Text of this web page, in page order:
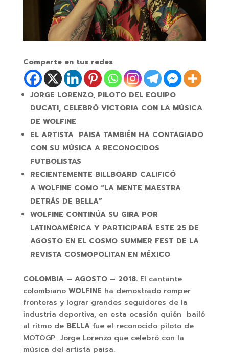
Comparte en tus redes
JORGE LORENZO, PILOTO DEL EQUIPO
DUCATI, CELEBRÓ VICTORIA CON LA MÚSICA
DE WOLFINE
EL ARTISTA PAISA TAMBIÉN HA CONTAGIADO
CON SU MÚSICA A RECONOCIDOS
FUTBOLISTAS
RECIENTEMENTE BILLBOARD CALIFICÓ
A WOLFINE COMO “LA MENTE MAESTRA
DETRÁS DE BELLA”
WOLFINE CONTINÚA SU GIRA POR
LATINOAMÉRICA Y PARTICIPARÁ ESTE 25 DE
AGOSTO EN EL COSMO SUMMER FEST DE LA
REVISTA COSMOPOLITAN EN MÉXICO
COLOMBIA – AGOSTO – 2018.El cantante
colombiano WOLFINE ha demostrado romper
fronteras y lograr grandes seguidores de la
industria deportiva, en esta ocasión quién bailó
al ritmo de BELLAfue el reconocido piloto de
MOTOGP Jorge Lorenzo que celebró con la
música del artista paisa.